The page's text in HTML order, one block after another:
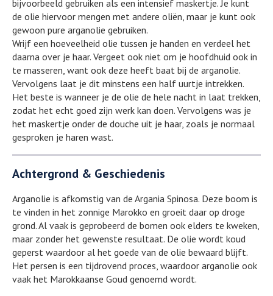
bijvoorbeeld gebruiken als een intensief maskertje. Je kunt
de olie hiervoor mengen met andere oliën, maar je kunt ook
gewoon pure arganolie gebruiken.
Wrijf een hoeveelheid olie tussen je handen en verdeel het
daarna over je haar. Vergeet ook niet om je hoofdhuid ook in
te masseren, want ook deze heeft baat bij de arganolie.
Vervolgens laat je dit minstens een half uurtje intrekken.
Het beste is wanneer je de olie de hele nacht in laat trekken,
zodat het echt goed zijn werk kan doen. Vervolgens was je
het maskertje onder de douche uit je haar, zoals je normaal
gesproken je haren wast.
Achtergrond & Geschiedenis
Arganolie is afkomstig van de Argania Spinosa. Deze boom is
te vinden in het zonnige Marokko en groeit daar op droge
grond. Al vaak is geprobeerd de bomen ook elders te kweken,
maar zonder het gewenste resultaat. De olie wordt koud
geperst waardoor al het goede van de olie bewaard blijft.
Het persen is een tijdrovend proces, waardoor arganolie ook
vaak het Marokkaanse Goud genoemd wordt.